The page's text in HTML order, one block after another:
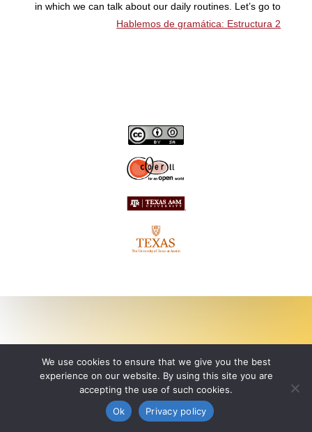
in which we can talk about our daily routines. Let’s go to
Hablemos de gramática: Estructura 2
We use cookies to ensure that we give you the best
experience on our website. By using this site you are
accepting the use of such cookies.
Ok
Privacy policy